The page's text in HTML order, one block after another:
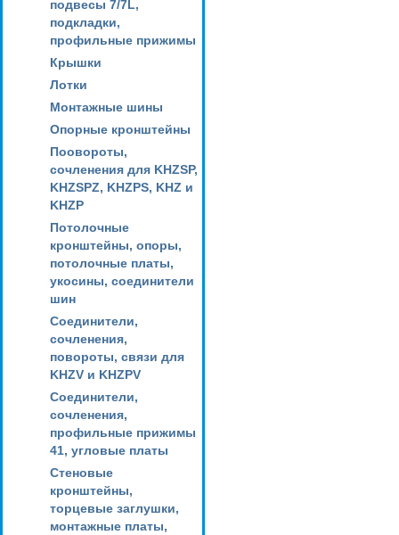
подвесы 7/7L,
подкладки,
профильные прижимы
Крышки
Лотки
Монтажные шины
Опорные кронштейны
Поовороты,
сочленения для KHZSP,
KHZSPZ, KHZPS, KHZ и
KHZP
Потолочные
кронштейны, опоры,
потолочные платы,
укосины, соединители
шин
Соединители,
сочленения,
повороты, связи для
KHZV и KHZPV
Соединители,
сочленения,
профильные прижимы
41, угловые платы
Стеновые
кронштейны,
торцевые заглушки,
монтажные платы,